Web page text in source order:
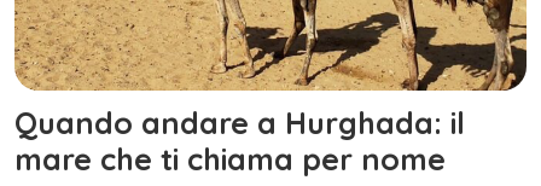
Quando andare a Hurghada: il
mare che ti chiama per nome